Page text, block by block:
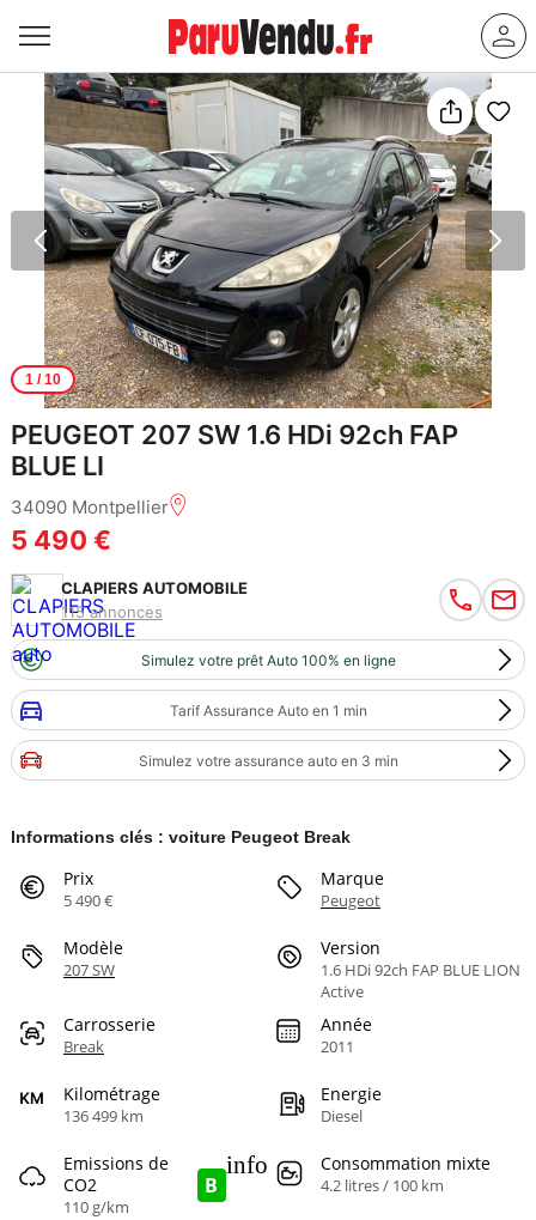
1/ 10
PEUGEOT 207 SW 1.6 HDi 92ch FAP
BLUE LI
34090 Montpellier
5 490 €
CLAPIERS AUTOMOBILE
115 annonces
Simulez votre prêt Auto 100% en ligne
Tarif Assurance Auto en 1 min
Simulez votre assurance auto en 3 min
Informations clés : voiture Peugeot Break
Prix
5 490 €
Marque
Peugeot
Modèle
207 SW
Version
1.6 HDi 92ch FAP BLUE LION
Active
Carrosserie
Break
Année
2011
Kilométrage
136 499 km
Energie
Diesel
Emissions de
CO2
110 g/km
B
info Consommation mixte
4.2 litres / 100 km